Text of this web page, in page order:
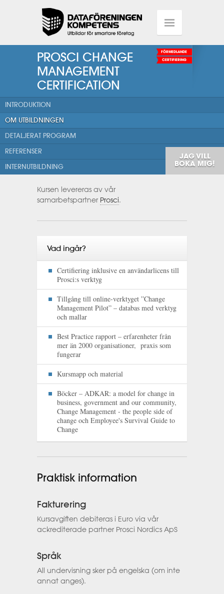
PROSCI CHANGE
MANAGEMENT
CERTIFICATION
FÖRMEDLANDE
CERTIFIERING
INTRODUKTION
OM UTBILDNINGEN
DETALJERAT PROGRAM
REFERENSER
INTERNUTBILDNING
JAG VILL
BOKA MIG!
Kursen levereras av vår
samarbetspartner Prosci.
Vad ingår?
Certifiering inklusive en användarlicens till
Prosci:s verktyg
Tillgång till online-verktyget ”Change
Management Pilot” – databas med verktyg
och mallar
Best Practice rapport – erfarenheter från
mer än 2000 organisationer, praxis som
fungerar
Kursmapp och material
Böcker – ADKAR: a model for change in
business, government and our community,
Change Management - the people side of
change och Employee's Survival Guide to
Change
Praktisk information
Fakturering
Kursavgiften debiteras i Euro via vår
ackrediterade partner Prosci Nordics ApS
Språk
All undervisning sker på engelska (om inte
annat anges).